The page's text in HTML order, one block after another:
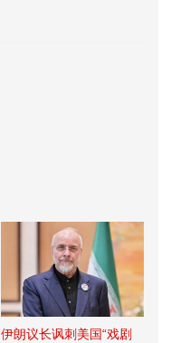
伊朗议长讽刺美国“戏剧